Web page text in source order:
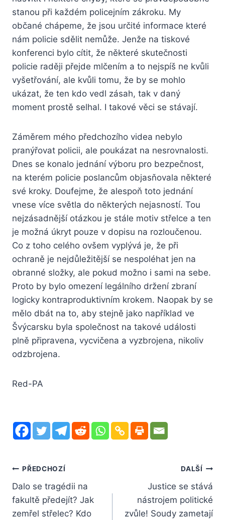
stanou při každém policejním zákroku. My
občané chápeme, že jsou určité informace které
nám policie sdělit nemůže. Jenže na tiskové
konferenci bylo cítit, že některé skutečnosti
policie raději přejde mlčením a to nejspíš ne kvůli
vyšetřování, ale kvůli tomu, že by se mohlo
ukázat, že ten kdo vedl zásah, tak v daný
moment prostě selhal. I takové věci se stávají.
Záměrem mého předchozího videa nebylo
pranýřovat policii, ale poukázat na nesrovnalosti.
Dnes se konalo jednání výboru pro bezpečnost,
na kterém policie poslancům objasňovala některé
své kroky. Doufejme, že alespoň toto jednání
vnese více světla do některých nejasností. Tou
nejzásadnější otázkou je stále motiv střelce a ten
je možná úkryt pouze v dopisu na rozloučenou.
Co z toho celého ovšem vyplývá je, že při
ochraně je nejdůležitější se nespoléhat jen na
obranné složky, ale pokud možno i sami na sebe.
Proto by bylo omezení legálního držení zbraní
logicky kontraproduktivním krokem. Naopak by se
mělo dbát na to, aby stejně jako například ve
Švýcarsku byla společnost na takové události
plně připravena, vycvičena a vyzbrojena, nikoliv
odzbrojena.
Red-PA
Navigace
pro
příspěvek
PŘEDCHOZÍ
Dalo se tragédii na
fakultě předejít? Jak
zemřel střelec? Kdo
DALŠÍ
Justice se stává
nástrojem politické
zvůle! Soudy zametají